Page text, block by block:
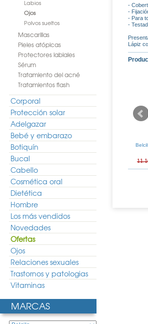
Labios
Ojos
Polvos sueltos
Mascarillas
Pieles atópicas
Protectores labiales
Sérum
Tratamiento del acné
Tratamientos flash
Corporal
Protección solar
Adelgazar
Bebé y embarazo
Botiquín
Bucal
Cabello
Cosmética oral
Dietética
Hombre
Los más vendidos
Novedades
Ofertas
Ojos
Relaciones sexuales
Trastornos y patologias
Vitaminas
MARCAS
-
-
- Para
-
Lápiz
Lapiz
Claro (01)
13.53 €